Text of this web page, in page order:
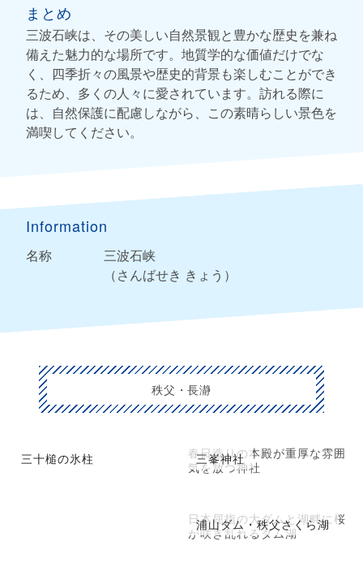
まとめ
三波石峡は、その美しい自然景観と豊かな歴史を兼ね
備えた魅力的な場所です。地質学的な価値だけでな
く、四季折々の風景や歴史的背景も楽しむことができ
るため、多くの人々に愛されています。訪れる際に
は、自然保護に配慮しながら、この素晴らしい景色を
満喫してください。
Information
名称
三波石峡
（さんばせき きょう）
秩父・長瀞
三十槌の氷柱 三峯神社
春日造りの本殿が重厚な雰囲
気を放つ神社
浦山ダム・秩父さくら湖
日本屈指の大ダムと湖畔に桜
が咲き乱れるダム湖